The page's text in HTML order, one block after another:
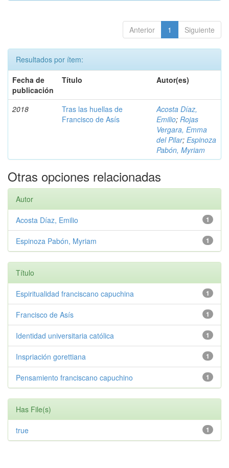
Anterior 1 Siguiente
Resultados por ítem:
Fecha de
publicación
Título Autor(es)
2018
Tras las huellas de
Francisco de Asís
Acosta Díaz,
Emilio; Rojas
Vergara, Emma
del Pilar; Espinoza
Pabón, Myriam
Otras opciones relacionadas
Autor
1
Acosta Díaz, Emilio
1
Espinoza Pabón, Myriam
Título
1
Espiritualidad franciscano capuchina
1
Francisco de Asís
1
Identidad universitaria católica
1
Inspriación gorettiana
1
Pensamiento franciscano capuchino
Has File(s)
1
true